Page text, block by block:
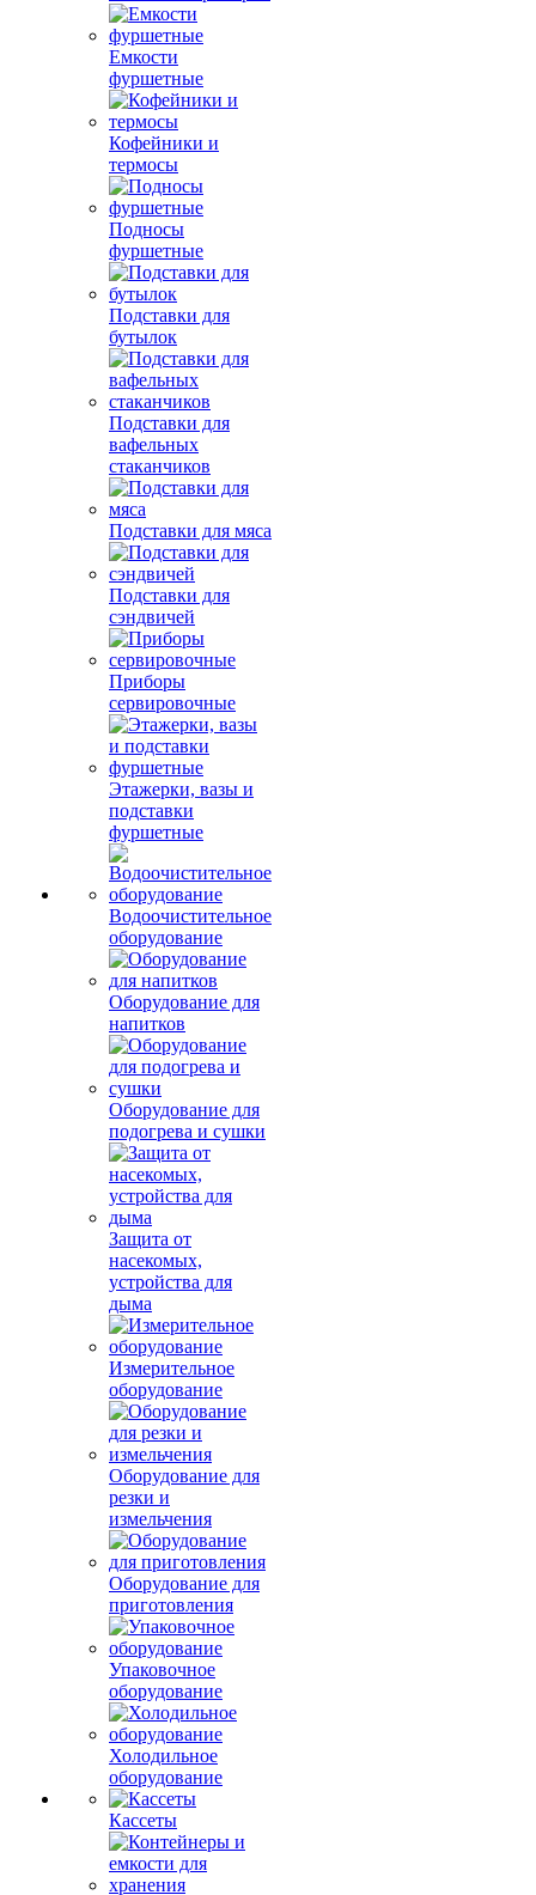
Емкости
фуршетные
Кофейники и
термосы
Подносы
фуршетные
Подставки для
бутылок
Подставки для
вафельных
стаканчиков
Подставки для мяса
Подставки для
сэндвичей
Приборы
сервировочные
Этажерки, вазы и
подставки
фуршетные
Водоочистительное
оборудование
Оборудование для
напитков
Оборудование для
подогрева и сушки
Защита от
насекомых,
устройства для
дыма
Измерительное
оборудование
Оборудование для
резки и
измельчения
Оборудование для
приготовления
Упаковочное
оборудование
Холодильное
оборудование
Кассеты